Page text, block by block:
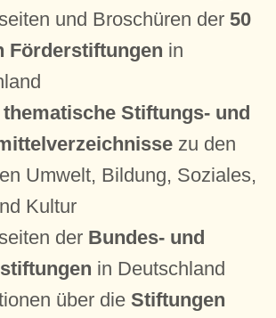
und Broschüren der 50
Förderstiftungen in
thematische Stiftungs- und
zu den
Umwelt, Bildung, Soziales,
Kultur
der Bundes- und
in Deutschland
über die Stiftungen